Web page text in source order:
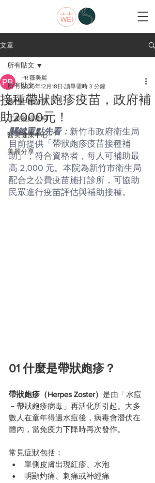
文章
所有貼文
薇竹中醫診所
江美麗婦產科
醫美健康中心
美麗分享
所有貼文
接種帶狀皰疹疫苗，政府補
助2000元！
PR 薇美麗
2025年12月18日 讀畢需時 3 分鐘
關鍵重點先看： 新竹市政府衛生局
目前提供「帶狀皰疹疫苗接種補
助」，符合資格者，每人可補助最
高 2,000 元。本院為新竹市衛生局
配合之公費疫苗施打診所，可協助
民眾進行疫苗評估與補助接種。
01 什麼是帶狀皰疹？
帶狀皰疹（Herpes Zoster） 是由「水痘
－帶狀皰疹病毒」再活化所引起。大多
數人在童年得過水痘後，病毒會潛伏在
體內，當免疫力下降時再次發作。
常見症狀包括：
單側皮膚出現紅疹、水泡
明顯灼痛、刺痛或神經痛